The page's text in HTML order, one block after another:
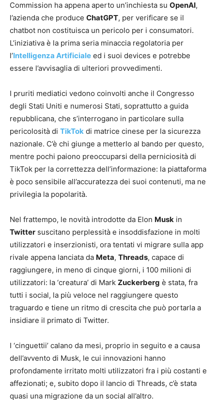
Commission ha appena aperto un’inchiesta su OpenAI,
l’azienda che produce ChatGPT, per verificare se il
chatbot non costituisca un pericolo per i consumatori.
L’iniziativa è la prima seria minaccia regolatoria per
l’Intelligenza Artificiale ed i suoi devices e potrebbe
essere l’avvisaglia di ulteriori provvedimenti.
I pruriti mediatici vedono coinvolti anche il Congresso
degli Stati Uniti e numerosi Stati, soprattutto a guida
repubblicana, che s’interrogano in particolare sulla
pericolosità di TikTok di matrice cinese per la sicurezza
nazionale. C’è chi giunge a metterlo al bando per questo,
mentre pochi paiono preoccuparsi della perniciosità di
TikTok per la correttezza dell’informazione: la piattaforma
è poco sensibile all’accuratezza dei suoi contenuti, ma ne
privilegia la popolarità.
Nel frattempo, le novità introdotte da Elon Musk in
Twitter suscitano perplessità e insoddisfazione in molti
utilizzatori e inserzionisti, ora tentati vi migrare sulla app
rivale appena lanciata da Meta, Threads, capace di
raggiungere, in meno di cinque giorni, i 100 milioni di
utilizzatori: la ‘creatura’ di Mark Zuckerberg è stata, fra
tutti i social, la più veloce nel raggiungere questo
traguardo e tiene un ritmo di crescita che può portarla a
insidiare il primato di Twitter.
I ‘cinguettii’ calano da mesi, proprio in seguito e a causa
dell’avvento di Musk, le cui innovazioni hanno
profondamente irritato molti utilizzatori fra i più costanti e
affezionati; e, subito dopo il lancio di Threads, c’è stata
quasi una migrazione da un social all’altro.